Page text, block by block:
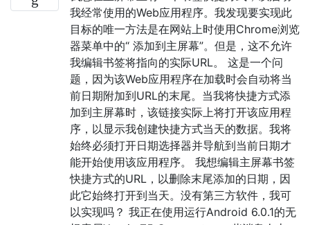
我经常使用的Web应用程序。我发现要实现此
目标的唯一方法是在网站上时使用Chrome浏览
器菜单中的“ 添加到主屏幕”。但是，这不允许
我编辑书签将指向的实际URL。 这是一个问
题，因为该Web应用程序在加载时会自动将当
前日期附加到URL的末尾。当我将快捷方式添
加到主屏幕时，该链接实际上将打开该应用程
序，以显示我创建快捷方式当天的数据。我将
始终必须打开日期选择器并导航到当前日期才
能开始使用该应用程序。 我想编辑主屏幕书签
快捷方式的URL，以删除末尾添加的日期，因
此它始终打开到当天。没有第三方软件，我可
以实现吗？ 我正在使用运行Android 6.0.1的无